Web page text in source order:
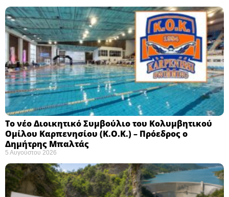
Το νέο Διοικητικό Συμβούλιο του Κολυμβητικού
Ομίλου Καρπενησίου (Κ.Ο.Κ.) – Πρόεδρος ο
Δημήτρης Μπαλτάς
5 Αυγούστου 2026